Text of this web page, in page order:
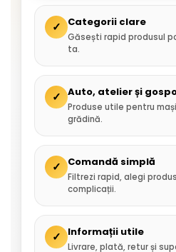
✓ Categorii clare
Găsești rapid produsul
ta.
✓ Auto, atelier și
Produse utile pentru
grădină.
✓ Comandă simplă
Filtrezi rapid, alegi
complicații.
✓ Informații utile
Livrare, plată, retur și